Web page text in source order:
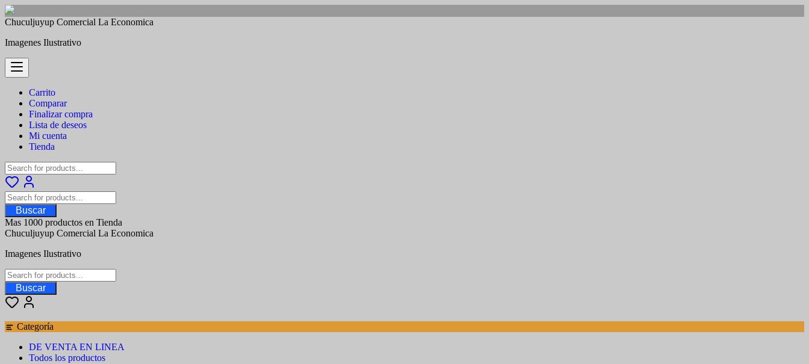
Saltar
contenido
Chuculjuyup Comercial La Economica
Imagenes Ilustrativo
Carrito
Comparar
Finalizar compra
Lista de deseos
Mi cuenta
Tienda
Buscar
Mas 1000 productos en Tienda
Chuculjuyup Comercial La Economica
Imagenes Ilustrativo
Buscar
Categoría
DE VENTA EN LINEA
Todos los productos